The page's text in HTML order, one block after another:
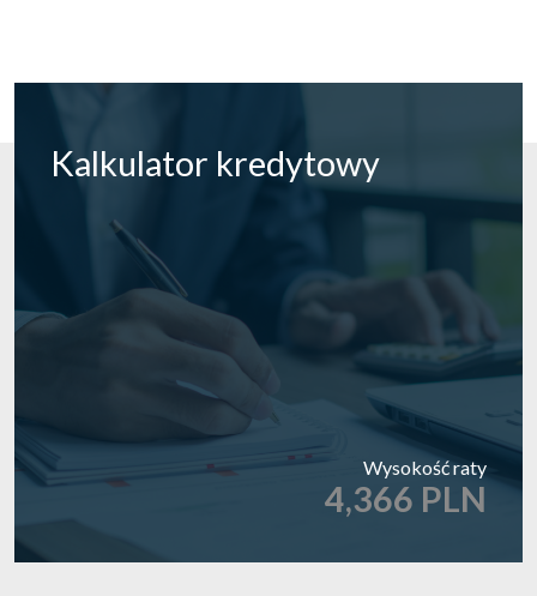
Kalkulator kredytowy
Wysokość raty
4,366 PLN